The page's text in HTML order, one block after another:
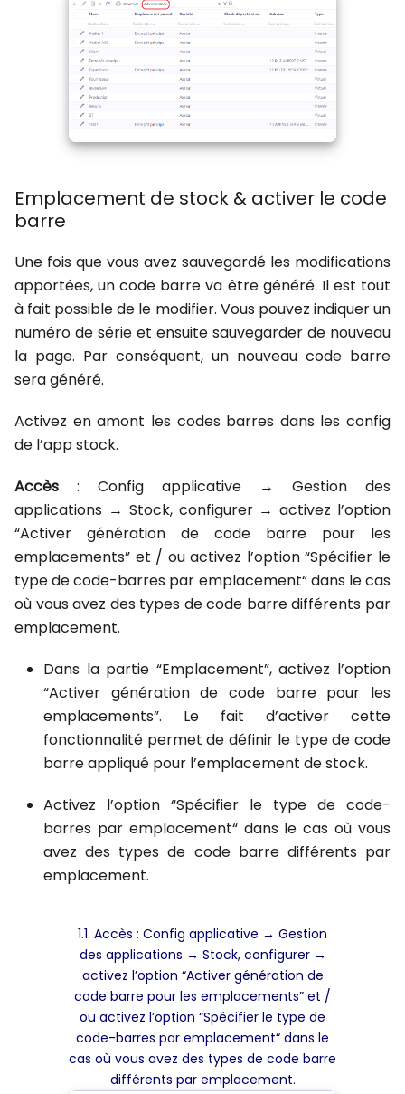
Emplacement de stock & activer le code
barre
Une fois que vous avez sauvegardé les modifications
apportées, un code barre va être généré. Il est tout
à fait possible de le modifier. Vous pouvez indiquer un
numéro de série et ensuite sauvegarder de nouveau
la page. Par conséquent, un nouveau code barre
sera généré.
Activez en amont les codes barres dans les config
de l’app stock.
Accès : Config applicative → Gestion des
applications → Stock, configurer → activez l’option
“Activer génération de code barre pour les
emplacements” et / ou activez l’option “Spécifier le
type de code-barres par emplacement“ dans le cas
où vous avez des types de code barre différents par
emplacement.
Dans la partie “Emplacement”, activez l’option
“Activer génération de code barre pour les
emplacements”. Le fait d’activer cette
fonctionnalité permet de définir le type de code
barre appliqué pour l’emplacement de stock.
Activez l’option “Spécifier le type de code-
barres par emplacement“ dans le cas où vous
avez des types de code barre différents par
emplacement.
1.1. Accès : Config applicative → Gestion
des applications → Stock, configurer →
activez l’option “Activer génération de
code barre pour les emplacements” et /
ou activez l’option “Spécifier le type de
code-barres par emplacement“ dans le
cas où vous avez des types de code barre
différents par emplacement.